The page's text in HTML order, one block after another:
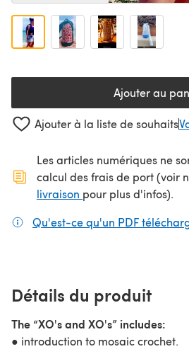
Ajouter au
Ajouter à la liste de souhaits
Les articles numériques ne
calcul des frais de port (voir
livraison (s'ouvre dans un
pour plus d'infos).
Qu'est-ce qu'un PDF
Détails du produit
The “XO's and XO's” includes:
● introduction to mosaic crochet.